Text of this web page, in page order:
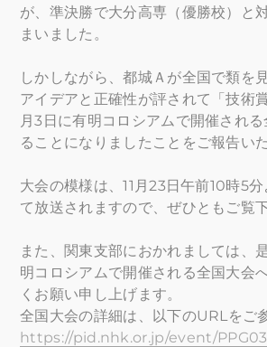
が、準決勝で大分高専（優勝校）と
まいました。
しかしながら、都城Ａが全国で類を
アイデアと正確性が評されて「技術
月3日に有明コロシアムで開催され
ることになりましたことをご報告い
大会の模様は、11月23日午前10時5
て放送されますので、ぜひともご覧
また、関東支部におかれましては、
明コロシアムで開催される全国大会
くお願い申し上げます。
全国大会の詳細は、以下のURLをご
https://pid.nhk.or.jp/event/